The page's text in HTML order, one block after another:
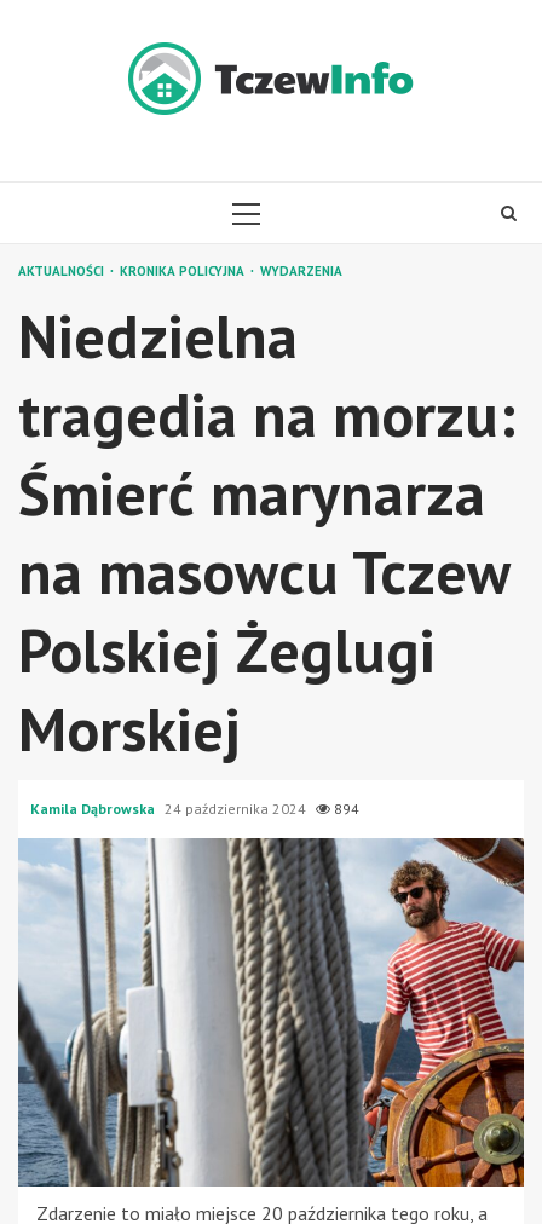
PRIMARY
AKTUALNOŚCI KRONIKA POLICYJNA WYDARZENIA
Niedzielna
tragedia na morzu:
Śmierć marynarza
na masowcu Tczew
Polskiej Żeglugi
Morskiej
Kamila Dąbrowska 24 października 2024 894
Zdarzenie to miało miejsce 20 października tego roku, a